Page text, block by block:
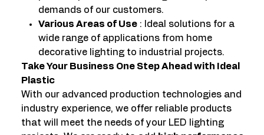
demands of our customers.
Various Areas of Use: Ideal solutions for a
wide range of applications from home
decorative lighting to industrial projects.
Take Your Business One Step Ahead with Ideal
Plastic
With our advanced production technologies and
industry experience, we offer reliable products
that will meet the needs of your LED lighting